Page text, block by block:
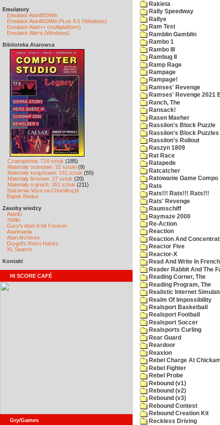
Emulatory
Emulator Atari800Win
Emulator Atari800Win PLus 4.0 (Windows)
Emulator Atari++ (multiplatform)
Emulator Altirra (Windows)
Biblioteka Atarowca
Czasopisma: 714 sztuk (185)
Materiały scenowe: 32 sztuki (9)
Materiały książkowe: 141 sztuk (55)
Materiały firmowe: 27 sztuk (20)
Materiały o grach: 351 sztuk (211)
Spiżarnia Voya na Chomikuj.pl
Bajtek Redux
Zasoby wiedzy
Atariki
XWiki
Gury's Atari 8-bit Forever
Atarimania
Atari Archives
Drygol's Retro Hacks
XL Search
Kontakt
HI SCORE CAFÉ
Gry/Games
Rakieta
Rally Speedway
Rallye
Ram Test
Ramblin Gamblin
Rambo 1
Rambo III
Rambug II
Ramp Rage
Rampage
Rampage!
Ramses' Revenge
Ramses' Revenge 2021
Ranch, The
Ransack!
Rasen Maeher
Rassilon's Block Puzzle
Rassilon's Block Puzzles
Rassilon's Rollout
Raszyn 1809
Rat Race
Ratapede
Ratcatcher
Ratowanie Game Compo
Rats
Rats!!! Rats!!! Rats!!!
Rats' Revenge
Raumschiff
Raymaze 2000
Re-Action
Reaction
Reaction And
Reactor Five
Reactor-X
Read And Write In
Reader Rabbit And The
Reading Corner, The
Reading Program, The
Realistic Internet
Realm Of Impossibility
Realsport Basketball
Realsport Football
Realsport Soccer
Realsports Curling
Rear Guard
Reardoor
Reaxion
Rebel Charge At
Rebel Fighter
Rebel Probe
Rebound (v1)
Rebound (v2)
Rebound (v3)
Rebound Contest
Rebound Creation Kit
Reckless Driving